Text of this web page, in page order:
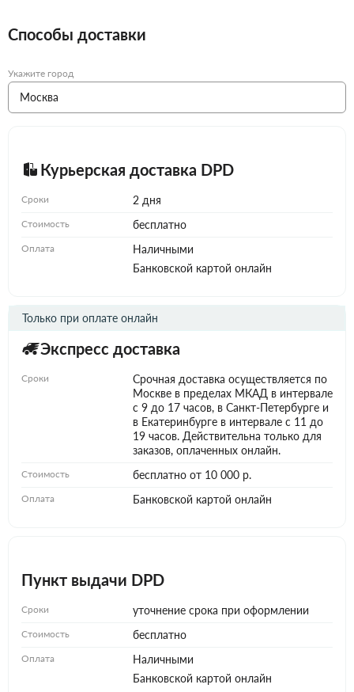
Способы доставки
Укажите город
Курьерская доставка DPD
Сроки 2 дня
Стоимость бесплатно
Оплата
Наличными
Банковской картой онлайн
Экспресс доставка
Только при оплате онлайн
Сроки
Срочная доставка осуществляется по
Москве в пределах МКАД в интервале
с 9 до 17 часов, в Санкт-Петербурге и
в Екатеринбурге в интервале с 11 до
19 часов. Действительна только для
заказов, оплаченных онлайн.
Стоимость бесплатно от 10 000 р.
Оплата Банковской картой онлайн
Пункт выдачи DPD
Сроки уточнение срока при оформлении
Стоимость бесплатно
Оплата
Наличными
Банковской картой онлайн